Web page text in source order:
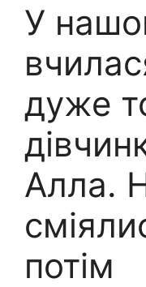
У
дуже
Алла.
потім